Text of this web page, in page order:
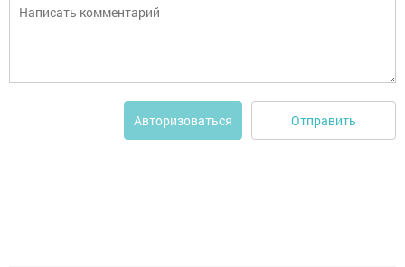
Авторизоваться Отправить